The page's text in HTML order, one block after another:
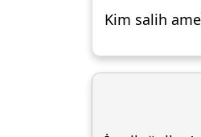
Kim salih